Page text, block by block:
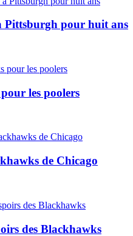
Pittsburgh pour huit ans
les poolers
de Chicago
des Blackhawks